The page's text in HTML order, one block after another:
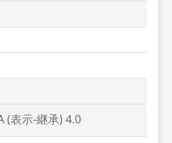
(表示-継承) 4.0